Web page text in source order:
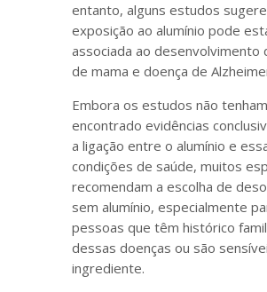
entanto, alguns estudos
exposição ao alumínio pode
associada ao desenvolvimento
de mama e doença de
Embora os estudos não tenham
encontrado evidências
a ligação entre o alumínio e
condições de saúde, muitos
recomendam a escolha de
sem alumínio, especialmente
pessoas que têm histórico
dessas doenças ou são
ingrediente.